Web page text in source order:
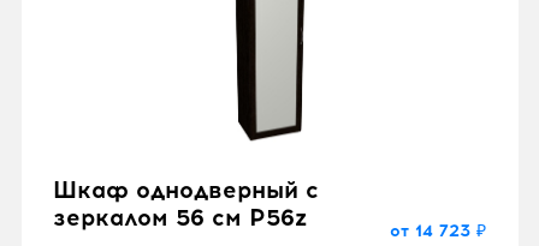
Шкаф однодверный с
зеркалом 56 см P56z
от 14 723 ₽